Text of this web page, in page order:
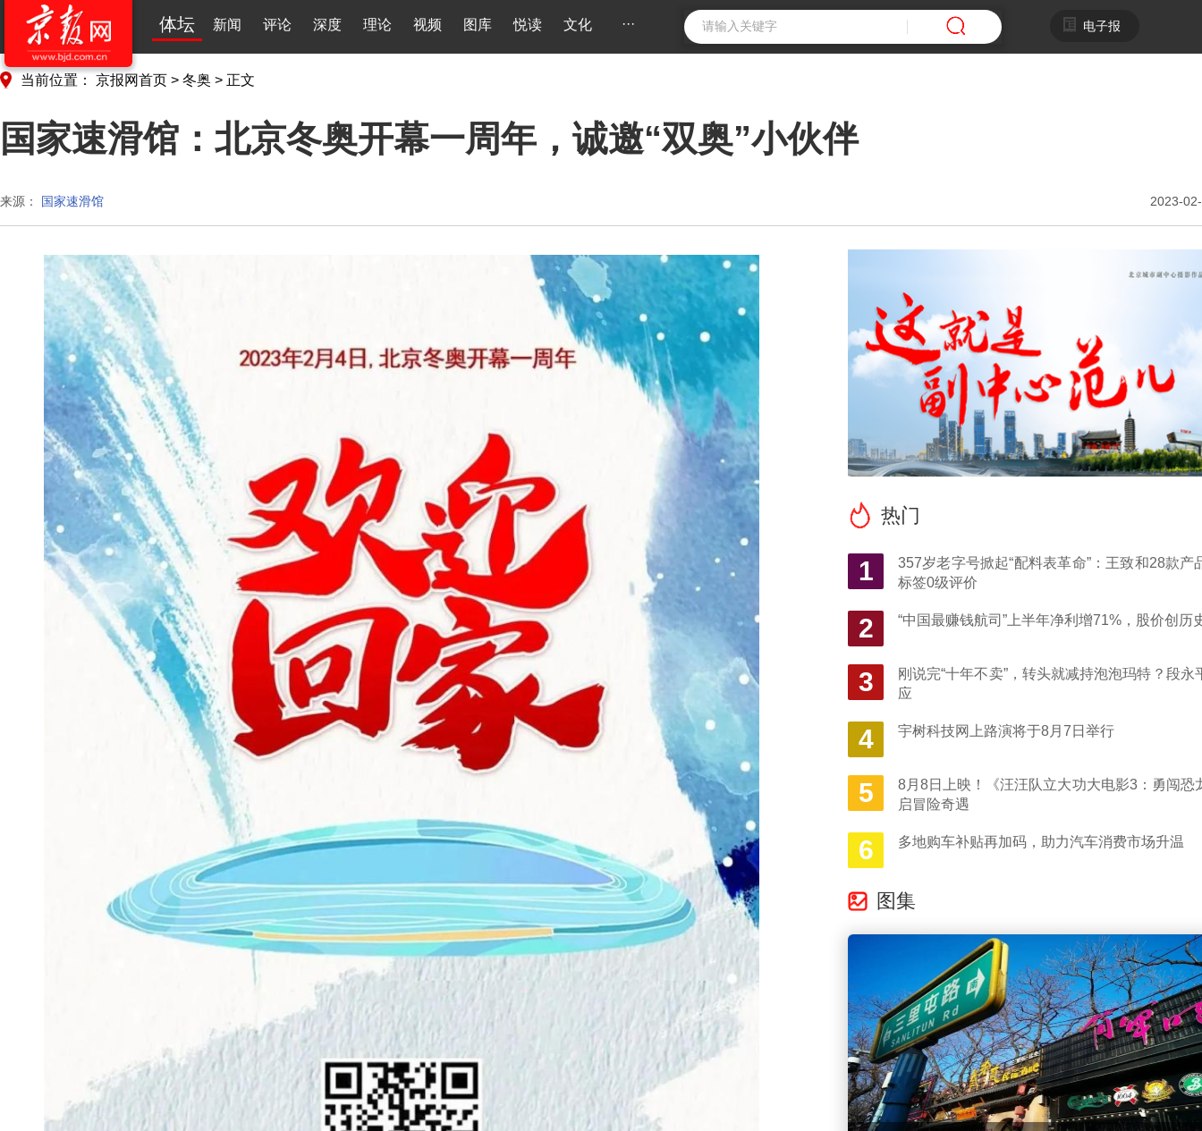
体坛 新闻 评论 深度 理论 视频 图库 悦读 文化 ··· 电子报
当前位置： 京报网首页 > 冬奥 > 正文
国家速滑馆：北京冬奥开幕一周年，诚邀“双奥”小伙伴
来源： 国家速滑馆 2023-
热门
1
357岁老字号掀起“配料表革命”：王致和28款产
标签0级评价
2 “中国最赚钱航司”上半年净利增71%，股价创历
3
刚说完“十年不卖”，转头就减持泡泡玛特？段永
应
4 宇树科技网上路演将于8月7日举行
5
8月8日上映！《汪汪队立大功大电影3：勇闯恐
启冒险奇遇
6 多地购车补贴再加码，助力汽车消费市场升温
图集